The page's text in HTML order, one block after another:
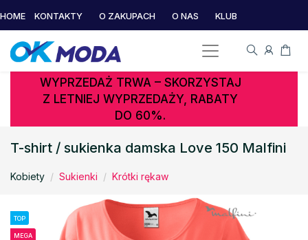
HOME KONTAKTY O ZAKUPACH O NAS KLUB
WYPRZEDAŻ TRWA – SKORZYSTAJ
Z LETNIEJ WYPRZEDAŻY, RABATY
DO 60%.
T-shirt / sukienka damska Love 150 Malfini
Kobiety Sukienki Krótki rękaw
TOP
MEGA